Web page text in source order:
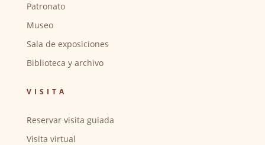
Patronato
Museo
Sala de exposiciones
Biblioteca y archivo
VISITA
Reservar visita guiada
Visita virtual